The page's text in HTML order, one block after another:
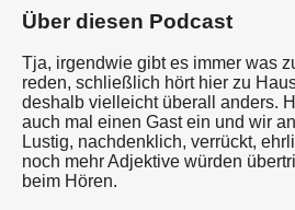
Über diesen Podcast
Tja, irgendwie gibt es immer was
reden, schließlich hört hier zu
deshalb vielleicht überall anders.
auch mal einen Gast ein und wir
Lustig, nachdenklich, verrückt,
noch mehr Adjektive würden
beim Hören.